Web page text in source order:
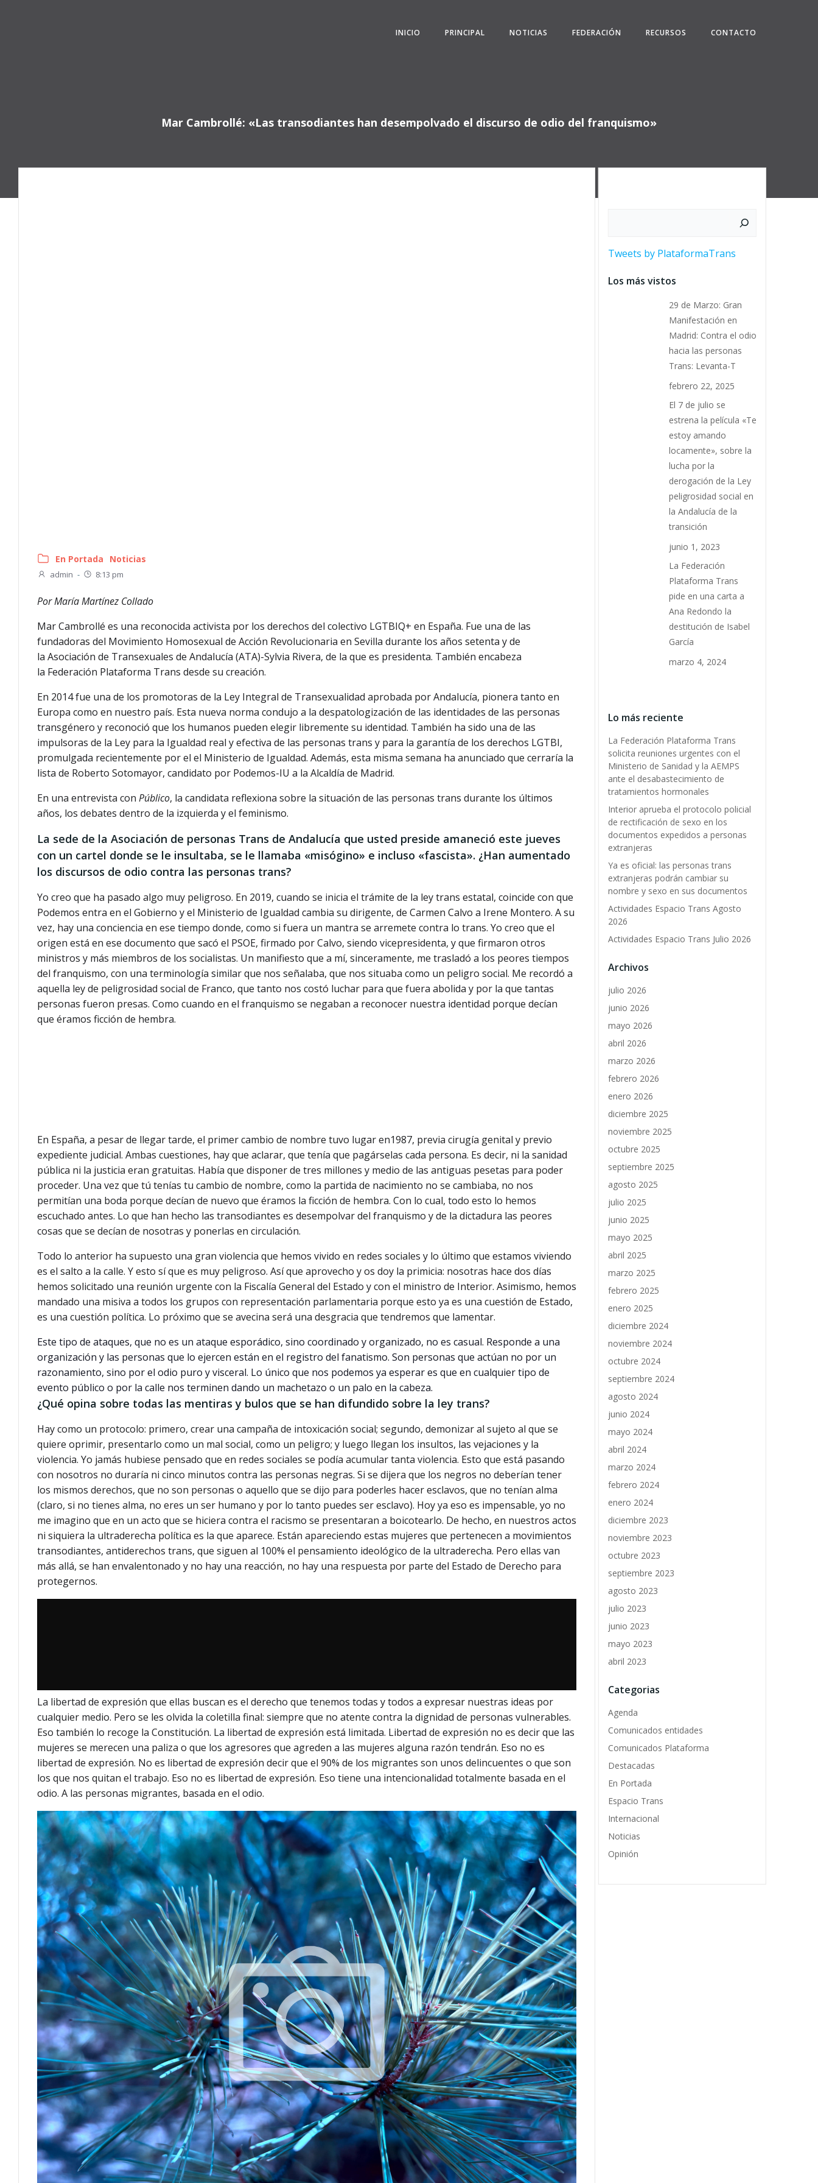
INICIO PRINCIPAL NOTICIAS FEDERACIÓN RECURSOS CONTACTO
Mar Cambrollé: «Las transodiantes han desempolvado el discurso de odio del franquismo»
En Portada Noticias
admin - 8:13 pm
Por María Martínez Collado
Mar Cambrollé es una reconocida activista por los derechos del colectivo LGTBIQ+ en España. Fue una de las
fundadoras del Movimiento Homosexual de Acción Revolucionaria en Sevilla durante los años setenta y de
la Asociación de Transexuales de Andalucía (ATA)-Sylvia Rivera, de la que es presidenta. También encabeza
la Federación Plataforma Trans desde su creación.
En 2014 fue una de los promotoras de la Ley Integral de Transexualidad aprobada por Andalucía, pionera tanto en
Europa como en nuestro país. Esta nueva norma condujo a la despatologización de las identidades de las personas
transgénero y reconoció que los humanos pueden elegir libremente su identidad. También ha sido una de las
impulsoras de la Ley para la Igualdad real y efectiva de las personas trans y para la garantía de los derechos LGTBI,
promulgada recientemente por el el Ministerio de Igualdad. Además, esta misma semana ha anunciado que cerraría la
lista de Roberto Sotomayor, candidato por Podemos-IU a la Alcaldía de Madrid.
En una entrevista con Público, la candidata reflexiona sobre la situación de las personas trans durante los últimos
años, los debates dentro de la izquierda y el feminismo.
La sede de la Asociación de personas Trans de Andalucía que usted preside amaneció este jueves
con un cartel donde se le insultaba, se le llamaba «misógino» e incluso «fascista». ¿Han aumentado
los discursos de odio contra las personas trans?
Yo creo que ha pasado algo muy peligroso. En 2019, cuando se inicia el trámite de la ley trans estatal, coincide con que
Podemos entra en el Gobierno y el Ministerio de Igualdad cambia su dirigente, de Carmen Calvo a Irene Montero. A su
vez, hay una conciencia en ese tiempo donde, como si fuera un mantra se arremete contra lo trans. Yo creo que el
origen está en ese documento que sacó el PSOE, firmado por Calvo, siendo vicepresidenta, y que firmaron otros
ministros y más miembros de los socialistas. Un manifiesto que a mí, sinceramente, me trasladó a los peores tiempos
del franquismo, con una terminología similar que nos señalaba, que nos situaba como un peligro social. Me recordó a
aquella ley de peligrosidad social de Franco, que tanto nos costó luchar para que fuera abolida y por la que tantas
personas fueron presas. Como cuando en el franquismo se negaban a reconocer nuestra identidad porque decían
que éramos ficción de hembra.
En España, a pesar de llegar tarde, el primer cambio de nombre tuvo lugar en1987, previa cirugía genital y previo
expediente judicial. Ambas cuestiones, hay que aclarar, que tenía que pagárselas cada persona. Es decir, ni la sanidad
pública ni la justicia eran gratuitas. Había que disponer de tres millones y medio de las antiguas pesetas para poder
proceder. Una vez que tú tenías tu cambio de nombre, como la partida de nacimiento no se cambiaba, no nos
permitían una boda porque decían de nuevo que éramos la ficción de hembra. Con lo cual, todo esto lo hemos
escuchado antes. Lo que han hecho las transodiantes es desempolvar del franquismo y de la dictadura las peores
cosas que se decían de nosotras y ponerlas en circulación.
Todo lo anterior ha supuesto una gran violencia que hemos vivido en redes sociales y lo último que estamos viviendo
es el salto a la calle. Y esto sí que es muy peligroso. Así que aprovecho y os doy la primicia: nosotras hace dos días
hemos solicitado una reunión urgente con la Fiscalía General del Estado y con el ministro de Interior. Asimismo, hemos
mandado una misiva a todos los grupos con representación parlamentaria porque esto ya es una cuestión de Estado,
es una cuestión política. Lo próximo que se avecina será una desgracia que tendremos que lamentar.
Este tipo de ataques, que no es un ataque esporádico, sino coordinado y organizado, no es casual. Responde a una
organización y las personas que lo ejercen están en el registro del fanatismo. Son personas que actúan no por un
razonamiento, sino por el odio puro y visceral. Lo único que nos podemos ya esperar es que en cualquier tipo de
evento público o por la calle nos terminen dando un machetazo o un palo en la cabeza.
¿Qué opina sobre todas las mentiras y bulos que se han difundido sobre la ley trans?
Hay como un protocolo: primero, crear una campaña de intoxicación social; segundo, demonizar al sujeto al que se
quiere oprimir, presentarlo como un mal social, como un peligro; y luego llegan los insultos, las vejaciones y la
violencia. Yo jamás hubiese pensado que en redes sociales se podía acumular tanta violencia. Esto que está pasando
con nosotros no duraría ni cinco minutos contra las personas negras. Si se dijera que los negros no deberían tener
los mismos derechos, que no son personas o aquello que se dijo para poderles hacer esclavos, que no tenían alma
(claro, si no tienes alma, no eres un ser humano y por lo tanto puedes ser esclavo). Hoy ya eso es impensable, yo no
me imagino que en un acto que se hiciera contra el racismo se presentaran a boicotearlo. De hecho, en nuestros actos
ni siquiera la ultraderecha política es la que aparece. Están apareciendo estas mujeres que pertenecen a movimientos
transodiantes, antiderechos trans, que siguen al 100% el pensamiento ideológico de la ultraderecha. Pero ellas van
más allá, se han envalentonado y no hay una reacción, no hay una respuesta por parte del Estado de Derecho para
protegernos.
La libertad de expresión que ellas buscan es el derecho que tenemos todas y todos a expresar nuestras ideas por
cualquier medio. Pero se les olvida la coletilla final: siempre que no atente contra la dignidad de personas vulnerables.
Eso también lo recoge la Constitución. La libertad de expresión está limitada. Libertad de expresión no es decir que las
mujeres se merecen una paliza o que los agresores que agreden a las mujeres alguna razón tendrán. Eso no es
libertad de expresión. No es libertad de expresión decir que el 90% de los migrantes son unos delincuentes o que son
los que nos quitan el trabajo. Eso no es libertad de expresión. Eso tiene una intencionalidad totalmente basada en el
odio. A las personas migrantes, basada en el odio.
Tweets by PlataformaTrans
Los más vistos
29 de Marzo: Gran
Manifestación en
Madrid: Contra el odio
hacia las personas
Trans: Levanta-T
febrero 22, 2025
El 7 de julio se
estrena la película «Te
estoy amando
locamente», sobre la
lucha por la
derogación de la Ley
peligrosidad social en
la Andalucía de la
transición
junio 1, 2023
La Federación
Plataforma Trans
pide en una carta a
Ana Redondo la
destitución de Isabel
García
marzo 4, 2024
Lo más reciente
La Federación Plataforma Trans
solicita reuniones urgentes con el
Ministerio de Sanidad y la AEMPS
ante el desabastecimiento de
tratamientos hormonales
Interior aprueba el protocolo policial
de rectificación de sexo en los
documentos expedidos a personas
extranjeras
Ya es oficial: las personas trans
extranjeras podrán cambiar su
nombre y sexo en sus documentos
Actividades Espacio Trans Agosto
2026
Actividades Espacio Trans Julio 2026
Archivos
julio 2026
junio 2026
mayo 2026
abril 2026
marzo 2026
febrero 2026
enero 2026
diciembre 2025
noviembre 2025
octubre 2025
septiembre 2025
agosto 2025
julio 2025
junio 2025
mayo 2025
abril 2025
marzo 2025
febrero 2025
enero 2025
diciembre 2024
noviembre 2024
octubre 2024
septiembre 2024
agosto 2024
junio 2024
mayo 2024
abril 2024
marzo 2024
febrero 2024
enero 2024
diciembre 2023
noviembre 2023
octubre 2023
septiembre 2023
agosto 2023
julio 2023
junio 2023
mayo 2023
abril 2023
Categorias
Agenda
Comunicados entidades
Comunicados Plataforma
Destacadas
En Portada
Espacio Trans
Internacional
Noticias
Opinión